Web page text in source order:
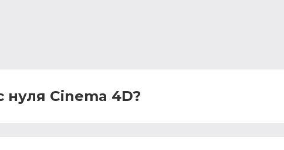
Cinema 4D?